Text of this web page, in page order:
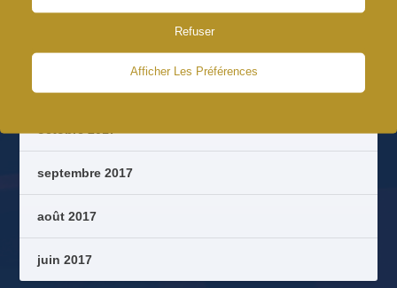
Refuser
Afficher Les Préférences
octobre 2017
septembre 2017
août 2017
juin 2017